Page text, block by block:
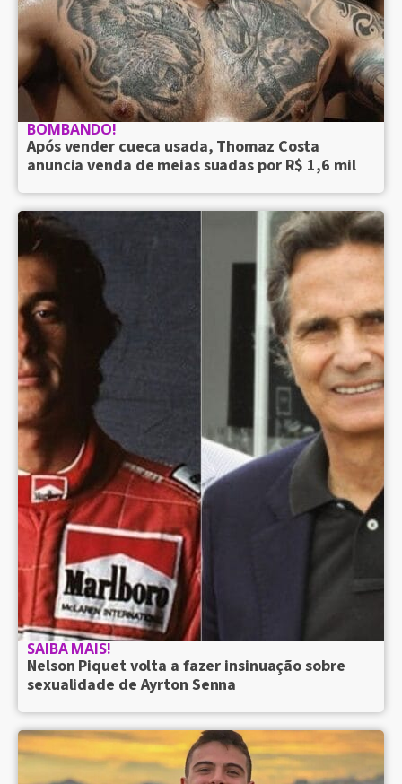
BOMBANDO!
Após vender cueca usada, Thomaz Costa
anuncia venda de meias suadas por R$ 1,6 mil
SAIBA MAIS!
Nelson Piquet volta a fazer insinuação sobre
sexualidade de Ayrton Senna